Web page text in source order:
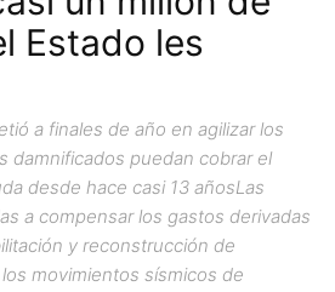
Estado les
a finales de año en agilizar los
damnificados puedan cobrar el
desde hace casi 13 añosLas
a compensar los gastos derivadas
y reconstrucción de
movimientos sísmicos de